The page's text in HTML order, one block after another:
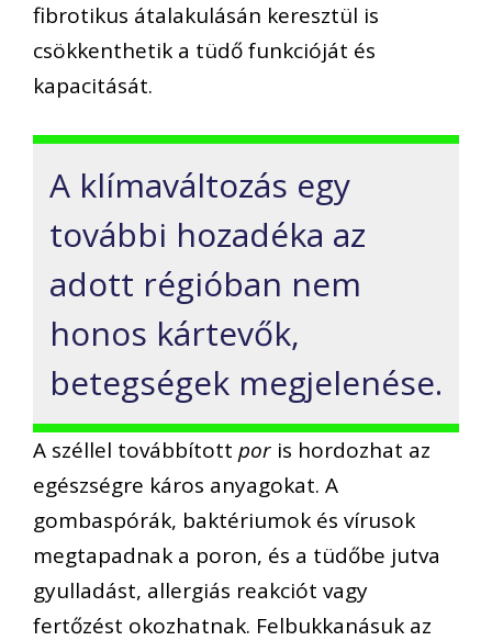
fibrotikus átalakulásán keresztül is
csökkenthetik a tüdő funkcióját és
kapacitását.
A klímaváltozás egy
további hozadéka az
adott régióban nem
honos kártevők,
betegségek megjelenése.
A széllel továbbított por is hordozhat az
egészségre káros anyagokat. A
gombaspórák, baktériumok és vírusok
megtapadnak a poron, és a tüdőbe jutva
gyulladást, allergiás reakciót vagy
fertőzést okozhatnak. Felbukkanásuk az